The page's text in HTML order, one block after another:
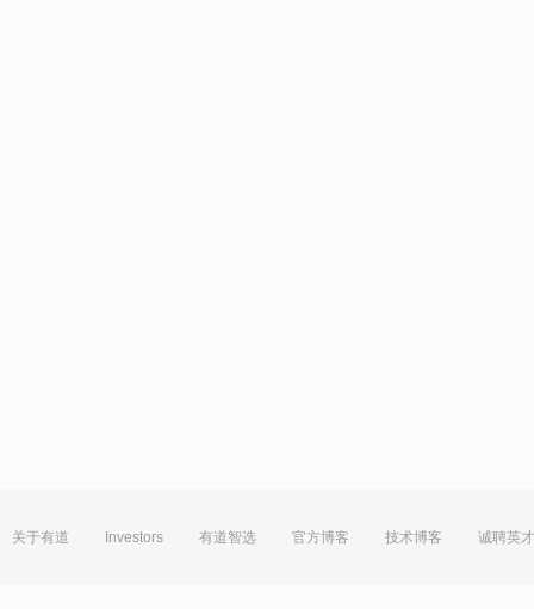
关于有道 Investors 有道智选 官方博客 技术博客 诚聘英才